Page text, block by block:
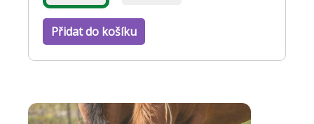
Přidat do košíku